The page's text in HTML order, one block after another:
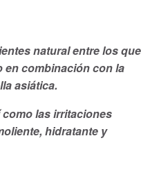
natural entre los que
en combinación con la
asiática.
las irritaciones
hidratante y